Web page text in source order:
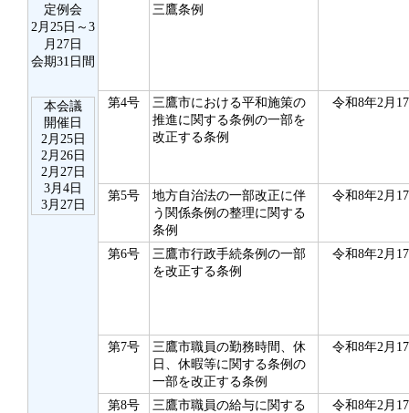
定例会
2月25日～3
月27日
会期31日間
本会議
開催日
2月25日
2月26日
2月27日
3月4日
3月27日
三鷹条例
第4号
三鷹市における平和施策の
推進に関する条例の一部を
改正する条例
令和8年2月
第5号
地方自治法の一部改正に伴
う関係条例の整理に関する
条例
令和8年2月
第6号
三鷹市行政手続条例の一部
を改正する条例
令和8年2月
第7号
三鷹市職員の勤務時間、休
日、休暇等に関する条例の
一部を改正する条例
令和8年2月
第8号
三鷹市職員の給与に関する
令和8年2月